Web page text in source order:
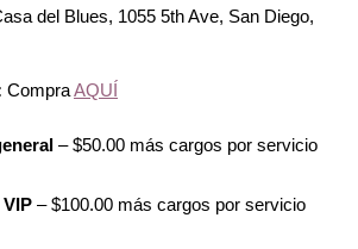
del Blues, 1055 5th Ave, San Diego,
CompraAQUÍ
– $50.00 más cargos por servicio
VIP – $100.00 más cargos por servicio